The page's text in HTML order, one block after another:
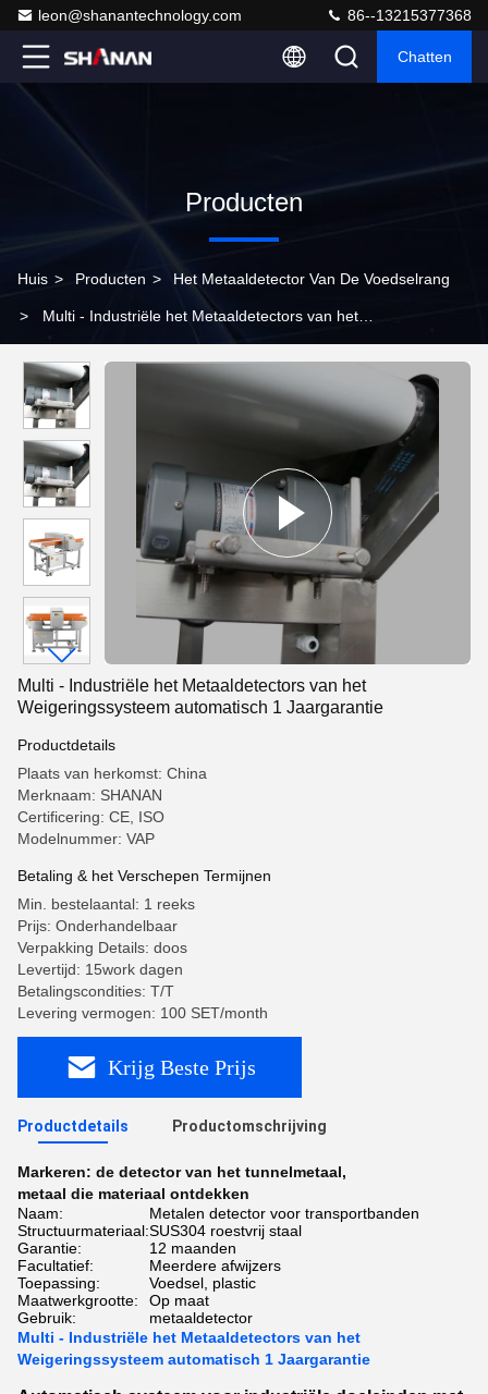
leon@shanantechnology.com 86--13215377368
Chatten
Producten
Huis > Producten > Het Metaaldetector Van De Voedselrang
> Multi - Industriële het Metaaldetectors van het
Multi - Industriële het Metaaldetectors van het
Weigeringssysteem automatisch 1 Jaargarantie
Productdetails
Plaats van herkomst: China
Merknaam: SHANAN
Certificering: CE, ISO
Modelnummer: VAP
Betaling & het Verschepen Termijnen
Min. bestelaantal: 1 reeks
Prijs: Onderhandelbaar
Verpakking Details: doos
Levertijd: 15work dagen
Betalingscondities: T/T
Levering vermogen: 100 SET/month
Krijg Beste Prijs
Productdetails Productomschrijving
Markeren: de detector van het tunnelmetaal,
metaal die materiaal ontdekken
Naam:
Metalen detector voor transportbanden
Structuurmateriaal:SUS304 roestvrij staal
Garantie:
12 maanden
Facultatief:
Meerdere afwijzers
Toepassing:
Voedsel, plastic
Maatwerkgrootte:
Op maat
Gebruik:
metaaldetector
Multi - Industriële het Metaaldetectors van het
Weigeringssysteem automatisch 1 Jaargarantie